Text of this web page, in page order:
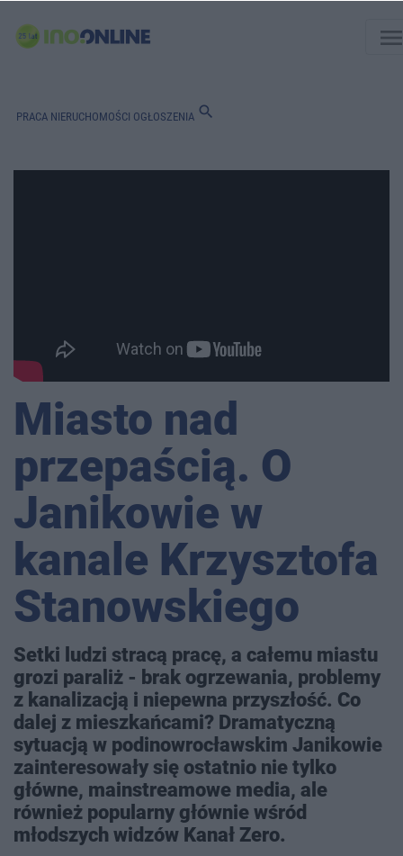
PRACA NIERUCHOMOŚCI OGŁOSZENIA search
Miasto nad
przepaścią. O
Janikowie w
kanale Krzysztofa
Stanowskiego
Setki ludzi stracą pracę, a całemu miastu
grozi paraliż - brak ogrzewania, problemy
z kanalizacją i niepewna przyszłość. Co
dalej z mieszkańcami? Dramatyczną
sytuacją w podinowrocławskim Janikowie
zainteresowały się ostatnio nie tylko
główne, mainstreamowe media, ale
również popularny głównie wśród
młodszych widzów Kanał Zero.